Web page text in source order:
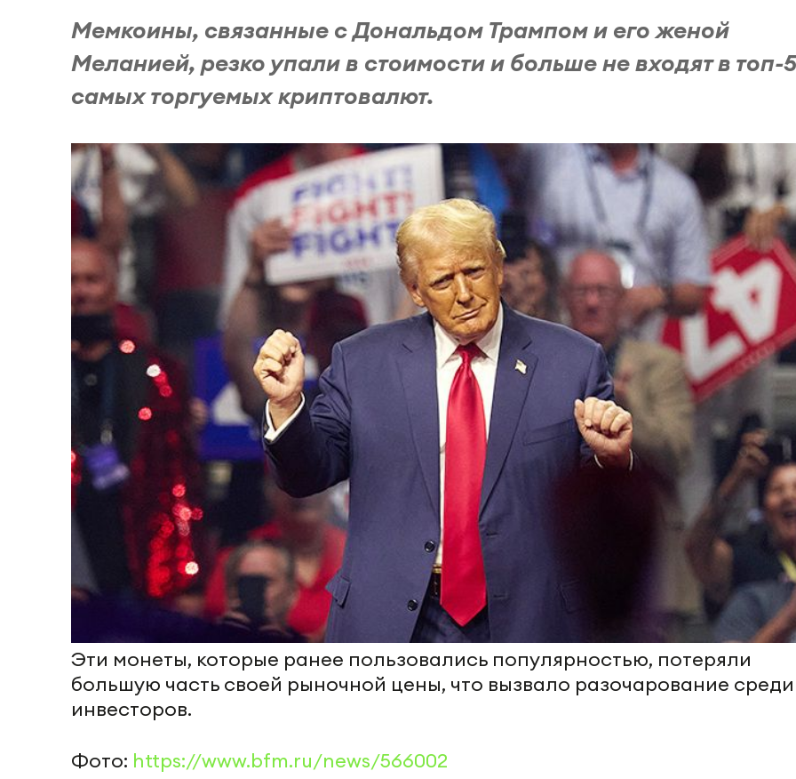
Мемкоины, связанные с Дональдом Трампом и его женой
Меланией, резко упали в стоимости и больше не входят в топ-
самых торгуемых криптовалют.
Эти монеты, которые ранее пользовались популярностью, потеряли
большую часть своей рыночной цены, что вызвало разочарование среди
инвесторов.
Фото: https://www.bfm.ru/news/566002